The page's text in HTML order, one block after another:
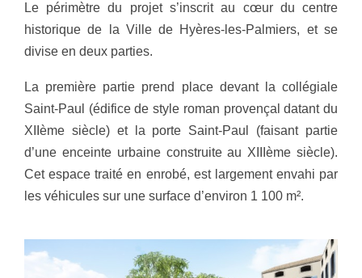
Le périmètre du projet s’inscrit au cœur du centre
historique de la Ville de Hyères-les-Palmiers, et se
divise en deux parties.
La première partie prend place devant la collégiale
Saint-Paul (édifice de style roman provençal datant du
XIIème siècle) et la porte Saint-Paul (faisant partie
d’une enceinte urbaine construite au XIIIème siècle).
Cet espace traité en enrobé, est largement envahi par
les véhicules sur une surface d’environ 1 100 m².